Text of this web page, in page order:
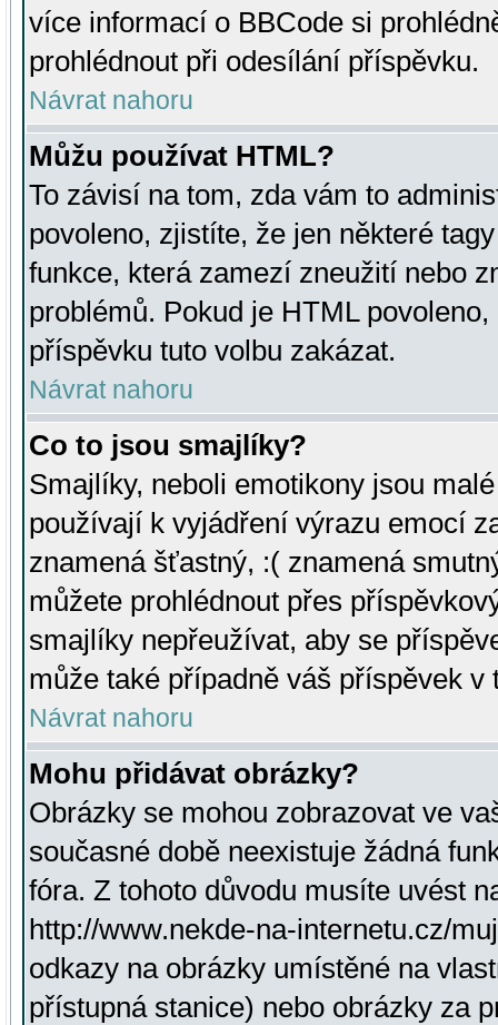
více informací o BBCode si
prohlédnout při odesílání příspěvku.
Návrat nahoru
Můžu používat HTML?
To závisí na tom, zda vám to
povoleno, zjistíte, že jen některé
funkce, která zamezí zneužití nebo
problémů. Pokud je HTML
příspěvku tuto volbu zakázat.
Návrat nahoru
Co to jsou smajlíky?
Smajlíky, neboli emotikony jsou
používají k vyjádření výrazu emocí
znamená šťastný, :( znamená
můžete prohlédnout přes
smajlíky nepřeužívat, aby se
může také případně váš příspěvek v
Návrat nahoru
Mohu přidávat obrázky?
Obrázky se mohou zobrazovat ve
současné době neexistuje žádná
fóra. Z tohoto důvodu musíte uvést
http://www.nekde-na-internetu.cz/
odkazy na obrázky umístěné na
přístupná stanice) nebo obrázky za